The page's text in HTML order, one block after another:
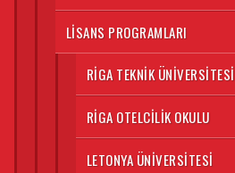
LISANS PROGRAMLARI
RIGA TEKNIK ÜNIVERSITESI
RIGA OTELCILIK OKULU
LETONYA ÜNIVERSITESI